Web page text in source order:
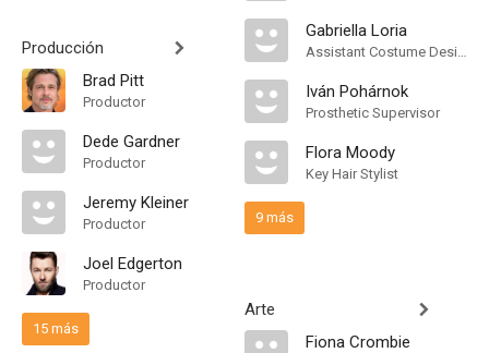
Producción
Brad Pitt
Productor
Dede Gardner
Productor
Jeremy Kleiner
Productor
Joel Edgerton
Productor
15 más
Gabriella Loria
Assistant Costume Designer
Iván Pohárnok
Prosthetic Supervisor
Flora Moody
Key Hair Stylist
9 más
Arte
Fiona Crombie